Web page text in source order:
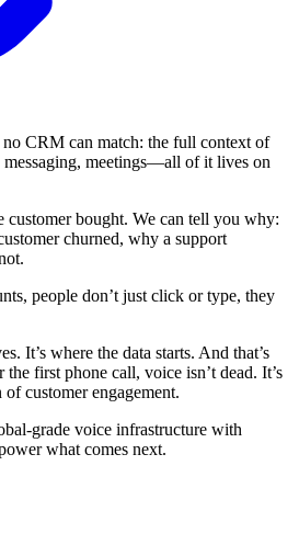
CRM can match: the full context of
meetings—all of it lives on
bought. We can tell you why:
churned, why a support
people don’t just click or type, they
It’s where the data starts. And that’s
first phone call, voice isn’t dead. It’s
customer engagement.
grade voice infrastructure with
what comes next.